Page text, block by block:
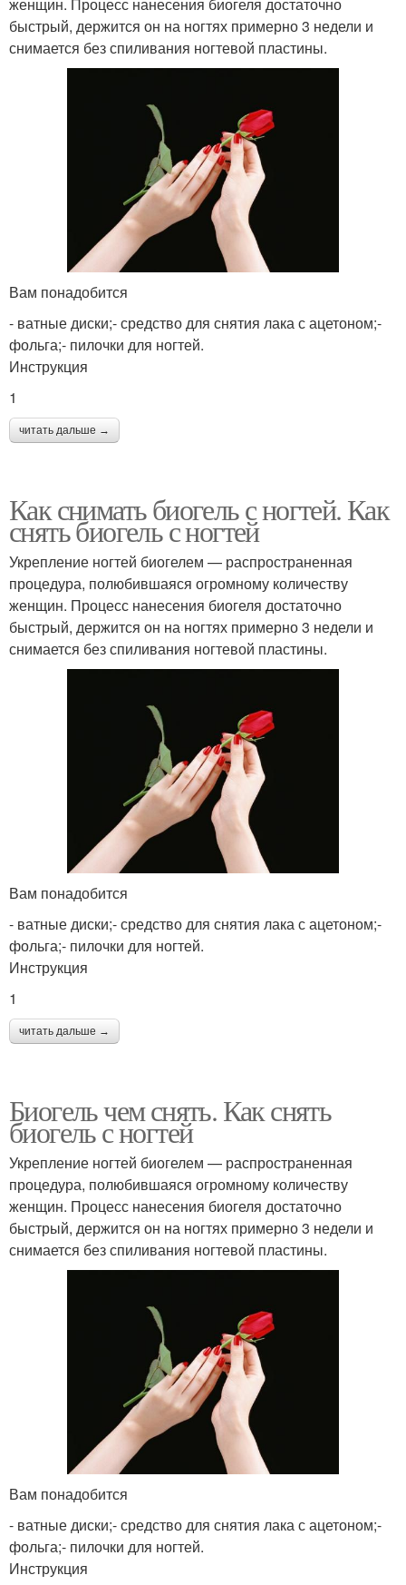
женщин. Процесс нанесения биогеля достаточно
быстрый, держится он на ногтях примерно 3 недели и
снимается без спиливания ногтевой пластины.
Вам понадобится
- ватные диски;- средство для снятия лака с ацетоном;-
фольга;- пилочки для ногтей.
Инструкция
1
читать дальше →
Как снимать биогель с ногтей. Как
снять биогель с ногтей
Укрепление ногтей биогелем — распространенная
процедура, полюбившаяся огромному количеству
женщин. Процесс нанесения биогеля достаточно
быстрый, держится он на ногтях примерно 3 недели и
снимается без спиливания ногтевой пластины.
Вам понадобится
- ватные диски;- средство для снятия лака с ацетоном;-
фольга;- пилочки для ногтей.
Инструкция
1
читать дальше →
Биогель чем снять. Как снять
биогель с ногтей
Укрепление ногтей биогелем — распространенная
процедура, полюбившаяся огромному количеству
женщин. Процесс нанесения биогеля достаточно
быстрый, держится он на ногтях примерно 3 недели и
снимается без спиливания ногтевой пластины.
Вам понадобится
- ватные диски;- средство для снятия лака с ацетоном;-
фольга;- пилочки для ногтей.
Инструкция